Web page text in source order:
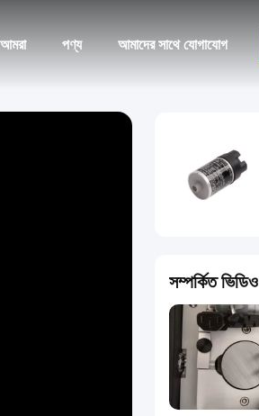
পণ্য আমাদের সাথে যোগাযোগ
সম্পর্কিত ভিডিও